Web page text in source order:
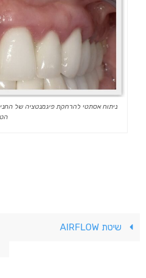
ניתוח אסתטי להרחקת פיגמנטציה של
שיטת AIRFLOW